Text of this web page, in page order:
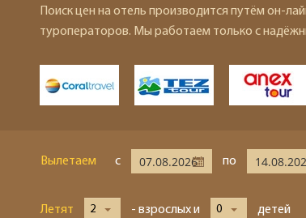
Поиск цен на отель производится путём он-
туроператоров. Мы работаем только с
Вылетаем с по
Летят 2 - взрослых и 0 детей